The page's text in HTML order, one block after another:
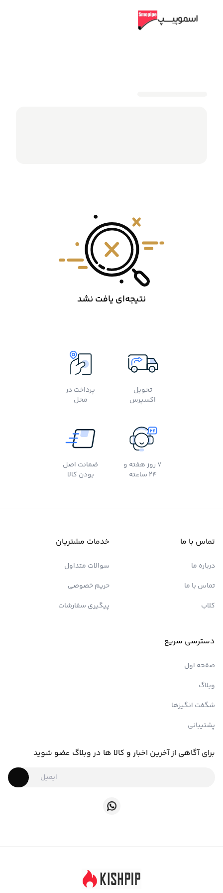
نتیجه‌ای یافت نشد
تحویل
اکسپرس
پرداخت در
محل
7 روز هفته و
24 ساعته
ضمانت اصل
بودن کالا
تماس با ما
درباره ما
تماس با ما
کلاب
خدمات مشتریان
سوالات متداول
حریم خصوصی
پیگیری سفارشات
دسترسی سریع
صفحه اول
وبلاگ
شگفت انگیزها
پشتیبانی
برای آگاهی از آخرین اخبار و کالا ها در وبلاگ عضو شوید